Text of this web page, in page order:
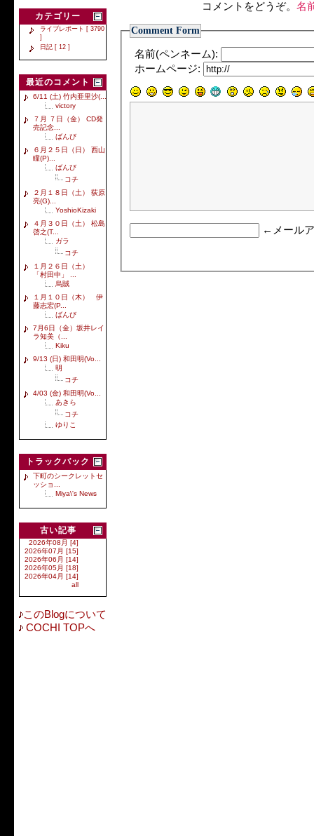
カテゴリー
ライブレポート [ 3790
]
日記 [ 12 ]
最近のコメント
6/11 (土) 竹内亜里沙(...
victory
７月 ７日（金） CD発
売記念...
ばんび
６月２５日（日） 西山
瞳(P)...
ばんび
コチ
２月１８日（土） 荻原
亮(G)...
YoshioKizaki
４月３０日（土） 松島
啓之(T...
ガラ
コチ
１月２６日（土）
「村田中」 ...
烏賊
１月１０日（木） 伊
藤志宏(P...
ばんび
7月6日（金）坂井レイ
ラ知美（...
Kiku
9/13 (日) 和田明(Vo...
明
コチ
4/03 (金) 和田明(Vo...
あきら
コチ
ゆりこ
トラックバック
下町のシークレットセ
ッショ...
Miya\'s News
古い記事
2026年08月 [4]
2026年07月 [15]
2026年06月 [14]
2026年05月 [18]
2026年04月 [14]
all
このBlogについて
COCHI TOPへ
コメントをどうぞ。 名
Comment Form
名前(ペンネーム):
ホームページ:
←メール